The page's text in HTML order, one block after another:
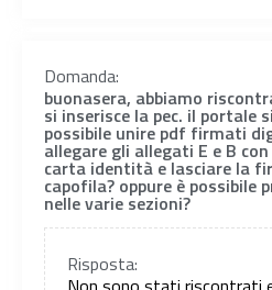
Domanda:
buonasera, abbiamo
si inserisce la pec. il portale
possibile unire pdf firmati
allegare gli allegati E e B
carta identità e lasciare la
capofila? oppure è possibile
nelle varie sezioni?
Risposta: